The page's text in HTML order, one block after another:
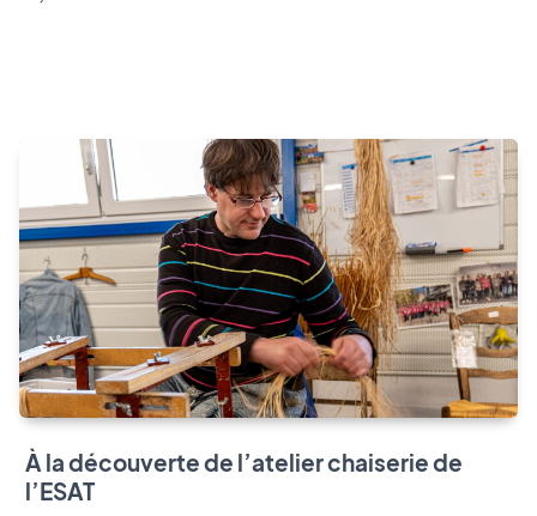
À la découverte de l’atelier chaiserie de
l’ESAT